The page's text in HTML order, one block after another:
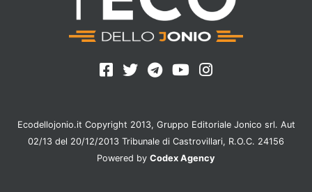
Ecodellojonio.it Copyright 2013, Gruppo Editoriale Jonico srl. Aut
02/13 del 20/12/2013 Tribunale di Castrovillari, R.O.C. 24156
Powered by Codex Agency